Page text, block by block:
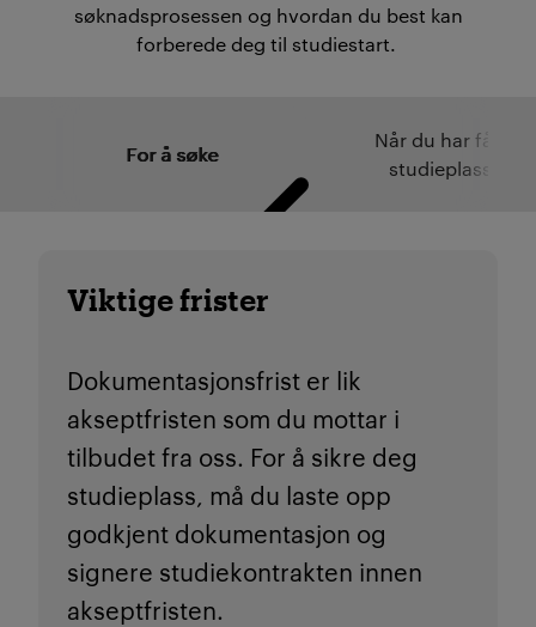
søknadsprosessen og hvordan du best kan
forberede deg til studiestart.
For å søke
Når du har fått
studieplass
Viktige frister
Dokumentasjonsfrist er lik
akseptfristen som du mottar i
tilbudet fra oss. For å sikre deg
studieplass, må du laste opp
godkjent dokumentasjon og
signere studiekontrakten innen
akseptfristen.